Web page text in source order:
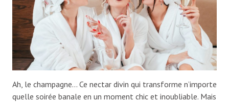
Ah, le champagne… Ce nectar divin qui transforme n’importe
quelle soirée banale en un moment chic et inoubliable. Mais